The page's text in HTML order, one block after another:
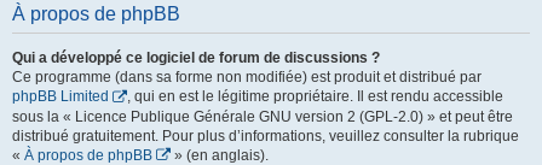
À propos de phpBB
Qui a développé ce logiciel de forum de discussions ?
Ce programme (dans sa forme non modifiée) est produit et distribué par
phpBB Limited
, qui en est le légitime propriétaire. Il est rendu accessible
sous la « Licence Publique Générale GNU version 2 (GPL-2.0) » et peut être
distribué gratuitement. Pour plus d’informations, veuillez consulter la rubrique
« À propos de phpBB » (en anglais).